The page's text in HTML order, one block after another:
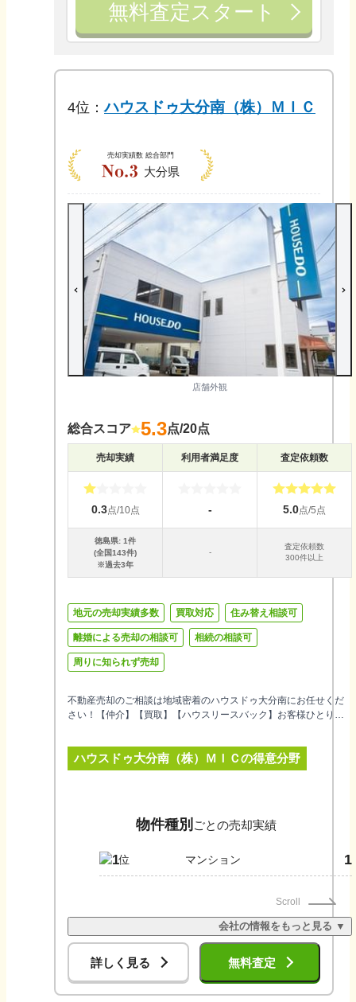
無料査定スタート
4位：ハウスドゥ大分南（株）ＭＩＣ
売却実績数 総合部門
大分県
店舗外観
総合スコア 5.3点/20点
売却実績 利用者満足度 査定依頼数
0.3点/10点 - 5.0点/5点
徳島県: 1件
(全国143件)
※過去3年
-
査定依頼数
300件以上
地元の売却実績多数 買取対応 住み替え相談可
離婚による売却の相談可 相続の相談可
周りに知られず売却
不動産売却のご相談は地域密着のハウスドゥ大分南にお任せくだ
さい！【仲介】【買取】【ハウスリースバック】お客様ひとりひ
さい。
ハウスドゥ大分南（株）ＭＩＣの得意分野
物件種別 ごとの売却実績
1 マンション 1
Scroll
会社の情報をもっと見る ▼
詳しく見る 無料査定